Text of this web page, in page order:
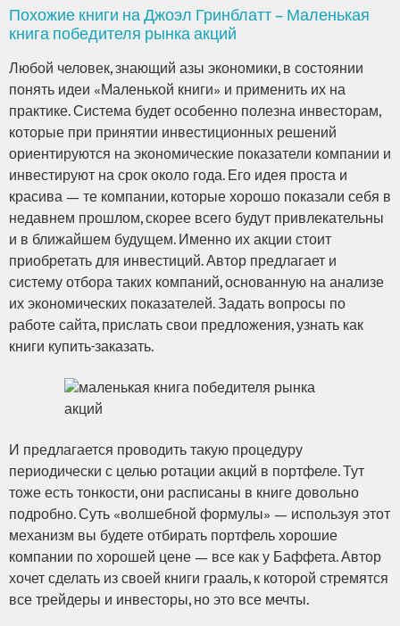
Похожие книги на Джоэл Гринблатт – Маленькая
книга победителя рынка акций
Любой человек, знающий азы экономики, в состоянии
понять идеи «Маленькой книги» и применить их на
практике. Система будет особенно полезна инвесторам,
которые при принятии инвестиционных решений
ориентируются на экономические показатели компании и
инвестируют на срок около года. Его идея проста и
красива — те компании, которые хорошо показали себя в
недавнем прошлом, скорее всего будут привлекательны
и в ближайшем будущем. Именно их акции стоит
приобретать для инвестиций. Автор предлагает и
систему отбора таких компаний, основанную на анализе
их экономических показателей. Задать вопросы по
работе сайта, прислать свои предложения, узнать как
книги купить-заказать.
И предлагается проводить такую процедуру
периодически с целью ротации акций в портфеле. Тут
тоже есть тонкости, они расписаны в книге довольно
подробно. Суть «волшебной формулы» — используя этот
механизм вы будете отбирать портфель хорошие
компании по хорошей цене — все как у Баффета. Автор
хочет сделать из своей книги грааль, к которой стремятся
все трейдеры и инвесторы, но это все мечты.